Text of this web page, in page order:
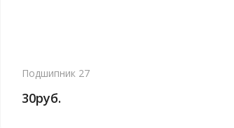
Подшипник 27
30руб.